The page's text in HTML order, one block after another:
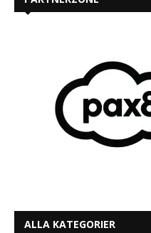
ALLA KATEGORIER